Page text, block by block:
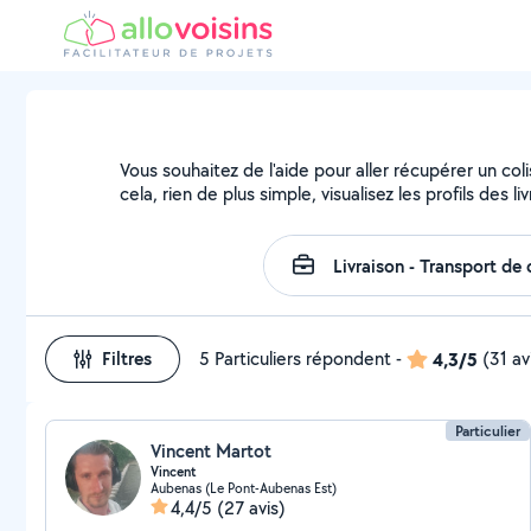
Vous souhaitez de l'aide pour aller récupérer un
cela, rien de plus simple, visualisez les profils des
Filtres 5 Particuliers répondent- 4,3/5 (31
Particulier
Vincent Martot
Vincent
Aubenas (Le Pont-Aubenas Est)
4,4/5 (27 avis)